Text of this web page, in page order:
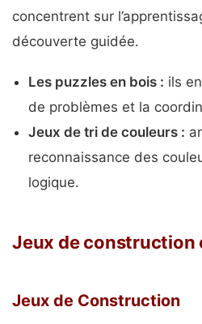
concentrent sur
découverte guidée.
Les puzzles en bois : ils
de problèmes et la
Jeux de tri de couleurs :
reconnaissance des
logique.
Jeux de construction
Jeux de Construction